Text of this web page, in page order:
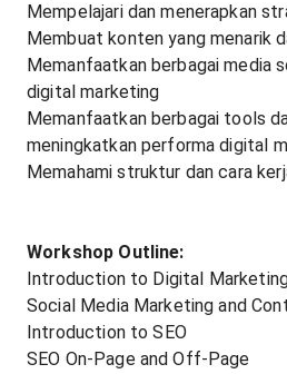
Mempelajari dan menerapkan
Membuat konten yang menarik
Memanfaatkan berbagai media
digital marketing
Memanfaatkan berbagai tools
meningkatkan performa digital
Memahami struktur dan cara
Workshop Outline:
Introduction to Digital
Social Media Marketing and
Introduction to SEO
SEO On-Page and Off-Page